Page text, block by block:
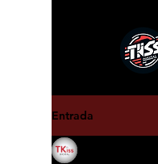
Entrada